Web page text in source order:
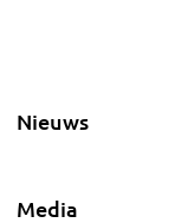
Nieuws
Media